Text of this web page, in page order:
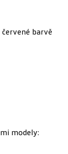
barvě
modely: